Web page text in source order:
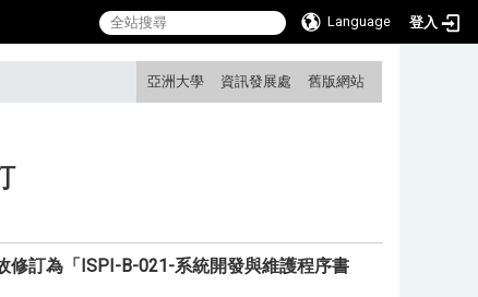
Language 登入
亞洲大學 資訊發展處 舊版網站
修訂為「ISPI-B-021-系統開發與維護程序書